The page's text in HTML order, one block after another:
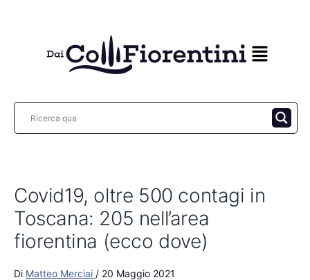
Covid19, oltre 500 contagi in
Toscana: 205 nell’area
fiorentina (ecco dove)
Di Matteo Merciai / 20 Maggio 2021